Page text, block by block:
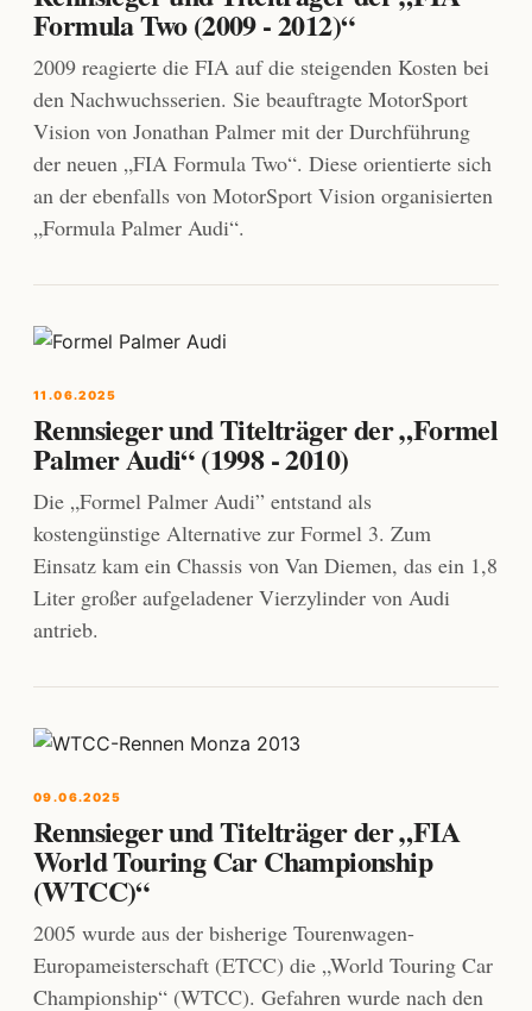
Formula Two (2009 - 2012)“
2009 reagierte die FIA auf die steigenden Kosten bei
den Nachwuchsserien. Sie beauftragte MotorSport
Vision von Jonathan Palmer mit der Durchführung
der neuen „FIA Formula Two“. Diese orientierte sich
an der ebenfalls von MotorSport Vision organisierten
„Formula Palmer Audi“.
11.06.2025
Rennsieger und Titelträger der „Formel
Palmer Audi“ (1998 - 2010)
Die „Formel Palmer Audi” entstand als
kostengünstige Alternative zur Formel 3. Zum
Einsatz kam ein Chassis von Van Diemen, das ein 1,8
Liter großer aufgeladener Vierzylinder von Audi
antrieb.
09.06.2025
Rennsieger und Titelträger der „FIA
World Touring Car Championship
(WTCC)“
2005 wurde aus der bisherige Tourenwagen-
Europameisterschaft (ETCC) die „World Touring Car
Championship“ (WTCC). Gefahren wurde nach den